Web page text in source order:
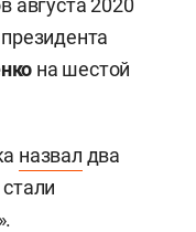
августа 2020
на шестой
назвал два